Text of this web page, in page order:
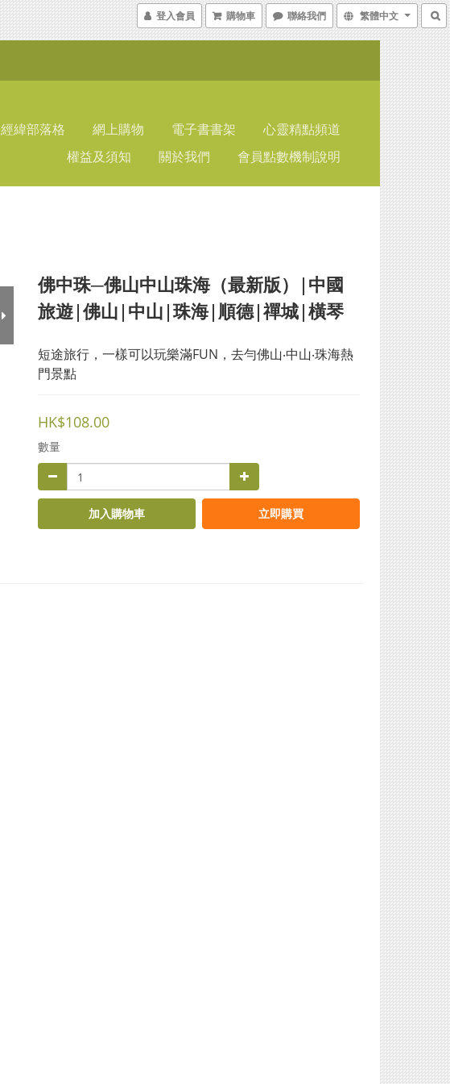
登入會員 購物車 聯絡我們 繁體中文
經緯部落格 網上購物 電子書書架
心靈精點頻道
權益及須知
關於我們 會員點數機制說明
佛中珠─佛山中山珠海（最新版）|中國
旅遊|佛山|中山|珠海|順德|禪城|橫琴
短途旅行，一樣可以玩樂滿FUN，去勻佛山‧中山‧珠海熱
門景點
HK$108.00
數量
加入購物車 立即購買